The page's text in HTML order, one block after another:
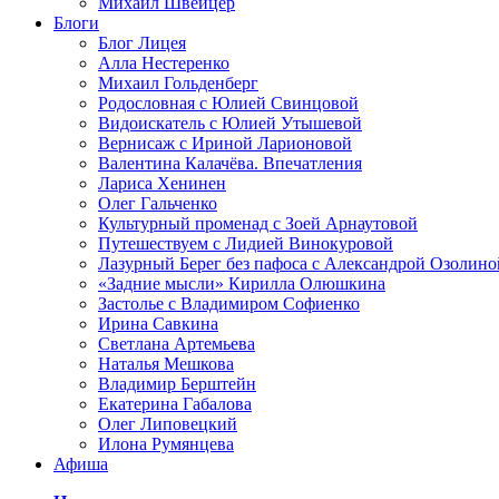
Блоги
Блог Лицея
Алла Нестеренко
Михаил Гольденберг
Родословная с Юлией Свинцовой
Видоискатель с Юлией Утышевой
Вернисаж с Ириной Ларионовой
Валентина Калачёва. Впечатления
Лариса Хенинен
Олег Гальченко
Культурный променад с Зоей Арнаутовой
Путешествуем с Лидией Винокуровой
Лазурный Берег без пафоса с Александрой
«Задние мысли» Кирилла Олюшкина
Застолье с Владимиром Софиенко
Ирина Савкина
Светлана Артемьева
Наталья Мешкова
Владимир Берштейн
Екатерина Габалова
Олег Липовецкий
Илона Румянцева
Афиша